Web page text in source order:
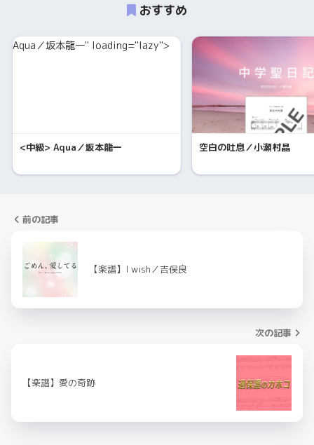
おすすめ
Aqua／坂本龍一" loading="lazy">
<中級> Aqua／坂本龍一 空白の吐息／小瀬村晶
前の記事
【楽譜】I wish／吉俣良
次の記事
【楽譜】愛の奇跡